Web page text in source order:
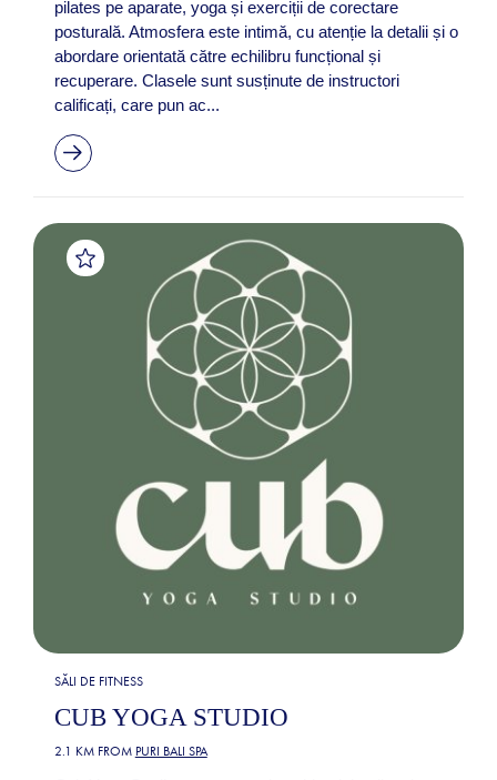
pilates pe aparate, yoga și exerciții de corectare
posturală. Atmosfera este intimă, cu atenție la detalii și o
abordare orientată către echilibru funcțional și
recuperare. Clasele sunt susținute de instructori
calificați, care pun ac...
SĂLI DE FITNESS
CUB YOGA STUDIO
2.1 KM FROM PURI BALI SPA